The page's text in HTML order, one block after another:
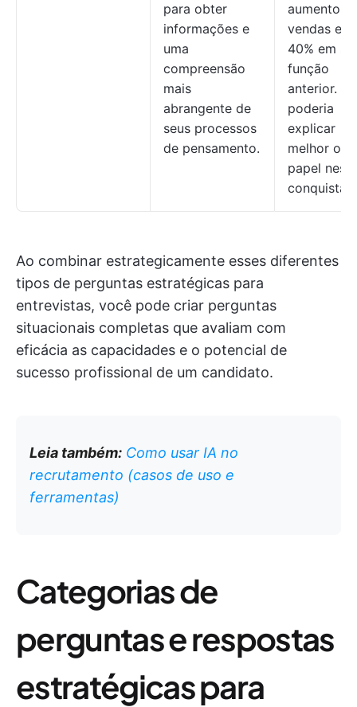
para obter
informações e
uma
compreensão
mais
abrangente de
seus processos
de pensamento.
aumentou
vendas em
40% em
função
anterior.
poderia
explicar
melhor o
papel
conquista?”
Ao combinar estrategicamente esses diferentes
tipos de perguntas estratégicas para
entrevistas, você pode criar perguntas
situacionais completas que avaliam com
eficácia as capacidades e o potencial de
sucesso profissional de um candidato.
Leia também: Como usar IA no
recrutamento (casos de uso e
ferramentas)
Categorias de
perguntas e respostas
estratégicas para